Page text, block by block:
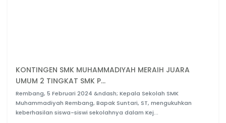
KONTINGEN SMK MUHAMMADIYAH MERAIH JUARA
UMUM 2 TINGKAT SMK P...
Rembang, 5 Februari 2024 &ndash; Kepala Sekolah SMK
Muhammadiyah Rembang, Bapak Suntari, ST, mengukuhkan
keberhasilan siswa-siswi sekolahnya dalam Kej...